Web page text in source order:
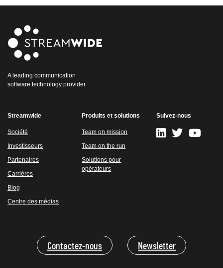
A leading communication
software technology provider.
Streamwide
Société
Investisseurs
Partenaires
Carrières
Blog
Centre des médias
Produits et solutions
Team on mission
Team on the run
Solutions pour
opérateurs
Suivez-nous
Contactez-nous Newsletter